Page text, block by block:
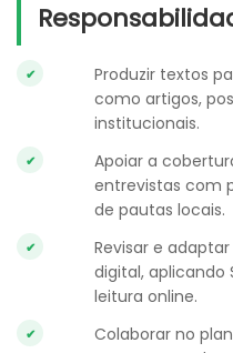
Produzir textos
como artigos,
institucionais.
Apoiar a
entrevistas com
de pautas locais.
Revisar e
digital, aplicando
leitura online.
Colaborar no